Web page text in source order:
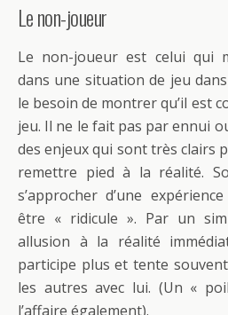
Le non-joueur
Le non-joueur est celui qui
dans une situation de jeu
le besoin de montrer qu’il est
jeu. Il ne le fait pas par ennui
des enjeux qui sont très clairs
remettre pied à la réalité.
s’approcher d’une
être « ridicule ». Par un
allusion à la réalité
participe plus et tente
les autres avec lui. (Un «
l’affaire également).